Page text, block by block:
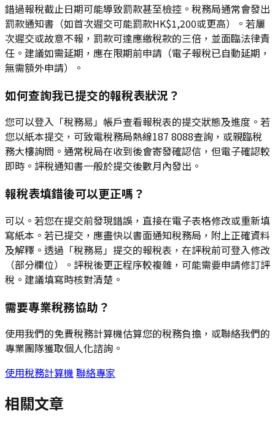
錯過報稅截止日期可能導致罰款甚至檢控。稅務局通常會發出
罰款通知書（如首次遲交可能罰款HK$1,200或更高）。若屢
次遲交或故意不報，罰款可達應繳稅款的三倍，並面臨法律責
任。建議如需延期，應在限期前申請（電子報稅已自動延期，
無需額外申請）。
如何查詢我已提交的報稅表狀況？
您可以登入「稅務易」帳戶查看報稅表的提交狀態及進度。若
您以紙本提交，可致電稅務局熱線187 8088查詢，或親臨稅
務大樓詢問。通常稅局在收到後會寄發確認信，但電子確認較
即時。評稅通知書一般於提交後數月內發出。
報稅表填錯後可以更正嗎？
可以。若您在提交前發現錯誤，直接在電子表格修改或重新填
寫紙本。若已提交，應盡快以書面通知稅務局，附上正確資料
及解釋。透過「稅務易」提交的報稅表，在評稅前可登入修改
（部分欄位）。評稅後更正程序較複雜，可能需要申請修訂評
稅。建議填寫時核對清楚。
需要專業稅務協助？
使用我們的免費稅務計算機估算您的稅務負擔，或聯絡我們的
專業團隊獲取個人化諮詢。
使用稅務計算機 聯絡專家
相關文章